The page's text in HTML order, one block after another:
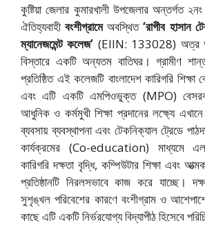
কুষ্টিয়া জেলার কুমারখালী উপজেলার অন্তর্গত
ঐতিহ্যবাহীবংশীগ্রামেঅবস্থিত‘রাগীব হাসান
ম্যানেজমেন্ট কলেজ’ (EIIN: 133028) অত্র
বিস্তারে একটি অন্যতম বাতিঘর। গ্রামীণ
প্রতিষ্ঠিত এই কলেজটি বাংলাদেশ কারিগরি শিক্ষা
এবং এটি একটি এমপিওভুক্ত (MPO)
আধুনিক ও কর্মমুখী শিক্ষা প্রদানের লক্ষ্যে
ব্যবসায় ব্যবস্থাপনা এবং টেকনিক্যাল ট্রেডে
কার্যক্রমের (Co-education) মাধ্যমে
কারিগরি দক্ষতা বৃদ্ধি, কম্পিউটার শিক্ষা এবং
প্রতিষ্ঠানটি নিরলসভাবে কাজ করে যাচ্ছে।
সুশৃঙ্খল পরিবেশের কারণে বংশীগ্রাম ও
কাছে এটি একটি নির্ভরযোগ্য বিদ্যাপীঠ হিসেবে